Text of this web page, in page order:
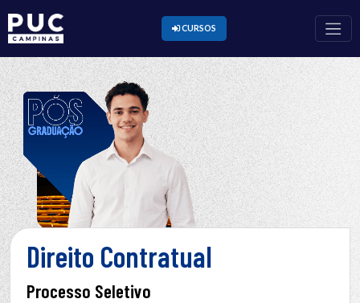
Direito Contratual
Processo Seletivo